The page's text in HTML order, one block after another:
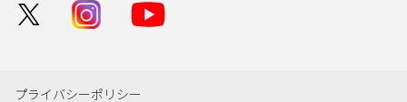
プライバシーポリシー